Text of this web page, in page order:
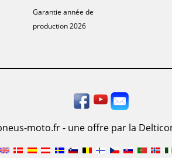
Garantie année de
production 2026
moto.fr - une offre par la